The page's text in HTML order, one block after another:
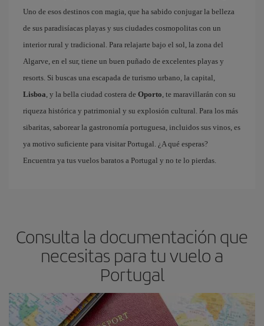
Uno de esos destinos con magia, que ha sabido conjugar la belleza
de sus paradisíacas playas y sus ciudades cosmopolitas con un
interior rural y tradicional. Para relajarte bajo el sol, la zona del
Algarve, en el sur, tiene un buen puñado de excelentes playas y
resorts. Si buscas una escapada de turismo urbano, la capital,
Lisboa , y la bella ciudad costera de Oporto , te maravillarán con su
riqueza histórica y patrimonial y su explosión cultural. Para los más
sibaritas, saborear la gastronomía portuguesa, incluidos sus vinos, es
ya motivo suficiente para visitar Portugal. ¿A qué esperas?
Encuentra ya tus vuelos baratos a Portugal y no te lo pierdas.
Consulta la documentación que
necesitas para tu vuelo a
Portugal